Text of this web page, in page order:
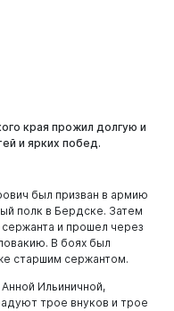
края прожил долгую и
и ярких побед.
был призван в армию
полк в Бердске. Затем
и прошел через
В боях был
старшим сержантом.
Ильиничной,
трое внуков и трое